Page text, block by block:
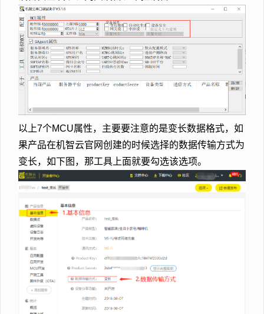
以上7个MCU属性，主要要注意的是变长数据格式，如
果产品在机智云官网创建的时候选择的数据传输方式为
变长，如下图，那工具上面就要勾选该选项。